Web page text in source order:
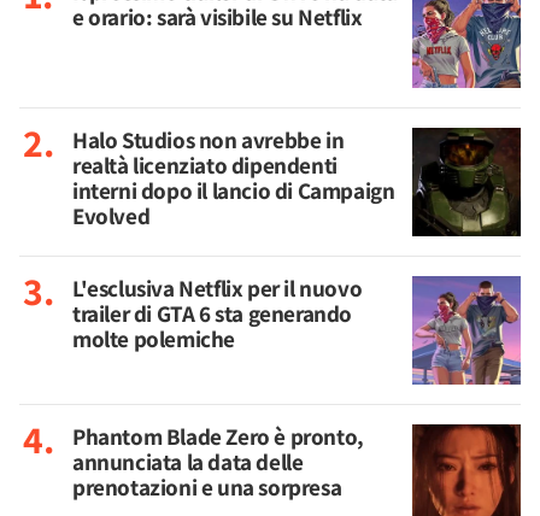
e orario: sarà visibile su Netflix
Halo Studios non avrebbe in
realtà licenziato dipendenti
interni dopo il lancio di Campaign
Evolved
L'esclusiva Netflix per il nuovo
trailer di GTA 6 sta generando
molte polemiche
Phantom Blade Zero è pronto,
annunciata la data delle
prenotazioni e una sorpresa